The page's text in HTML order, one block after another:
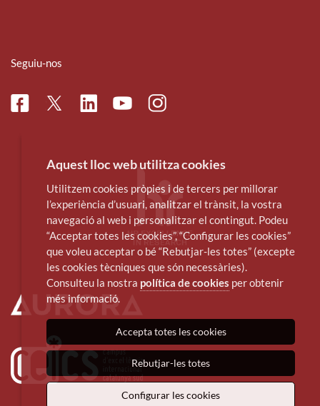
Seguiu-nos
FacebookTwitterLinkedinYoutubeInstagram
Aquest lloc web utilitza cookies
Utilitzem cookies pròpies i de tercers per millorar
l’experiència d’usuari, analitzar el trànsit, la vostra
navegació al web i personalitzar el contingut. Podeu
“Acceptar totes les cookies”, “Configurar les cookies”
que voleu acceptar o bé “Rebutjar-les totes” (excepte
les cookies tècniques que són necessàries).
Consulteu la nostra política de cookies per obtenir
més informació.
Accepta totes les cookies
Rebutjar-les totes
Configurar les cookies